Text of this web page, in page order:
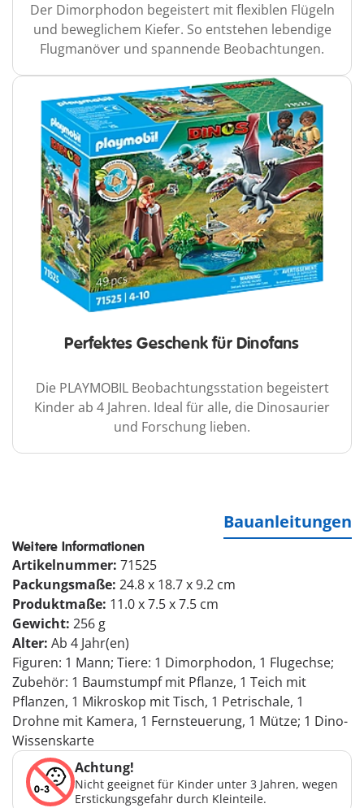
Der Dimorphodon begeistert mit flexiblen Flügeln
und beweglichem Kiefer. So entstehen lebendige
Flugmanöver und spannende Beobachtungen.
Perfektes Geschenk für Dinofans
Die PLAYMOBIL Beobachtungsstation begeistert
Kinder ab 4 Jahren. Ideal für alle, die Dinosaurier
und Forschung lieben.
Bauanleitungen
Weitere Informationen
Artikelnummer: 71525
Packungsmaße: 24.8 x 18.7 x 9.2 cm
Produktmaße: 11.0 x 7.5 x 7.5 cm
Gewicht: 256 g
Alter: Ab 4 Jahr(en)
Figuren: 1 Mann; Tiere: 1 Dimorphodon, 1 Flugechse;
Zubehör: 1 Baumstumpf mit Pflanze, 1 Teich mit
Pflanzen, 1 Mikroskop mit Tisch, 1 Petrischale, 1
Drohne mit Kamera, 1 Fernsteuerung, 1 Mütze; 1 Dino-
Wissenskarte
Achtung!
Nicht geeignet für Kinder unter 3 Jahren, wegen
Erstickungsgefahr durch Kleinteile.